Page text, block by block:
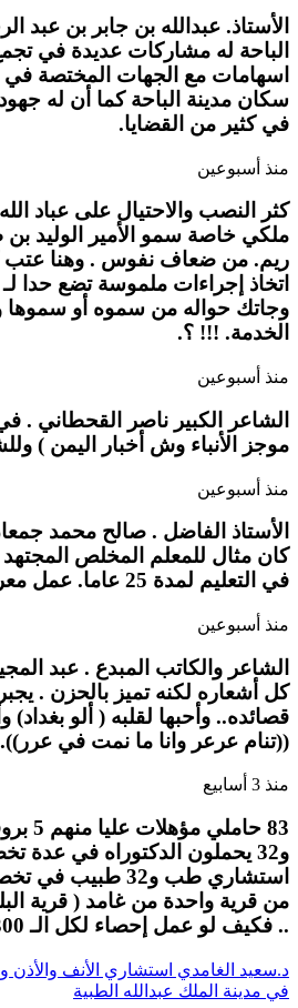
الأستاذ. عبدالله بن جابر بن عبد
الباحة له مشاركات عديدة في
اسهامات مع الجهات المختصة في
سكان مدينة الباحة كما أن له
في كثير من القضايا.
منذ أسبوعين
كثر النصب والاحتيال على عباد
ملكي خاصة سمو الأمير الوليد بن
ريم. من ضعاف نفوس . وهنا عتب
اتخاذ إجراءات ملموسة تضع حدا
وجاتك حواله من سموه أو سموها
الخدمة. !!! ؟.
منذ أسبوعين
الشاعر الكبير ناصر القحطاني .
موجز الأنباء وش أخبار اليمن )
منذ أسبوعين
الأستاذ الفاضل . صالح محمد
كان مثال للمعلم المخلص
في التعليم لمدة 25 عاما. عمل معرفا لقرية البلعلا .
منذ أسبوعين
الشاعر والكاتب المبدع . عبد
كل أشعاره لكنه تميز بالحزن .
قصائده.. وأحبها لقلبه ( ألو
((تنام عرعر وانا ما نمت في عرر)).
منذ 3 أسابيع
استشاري طب و32
من قرية واحدة من غامد ( قرية
.. فكيف لو عمل إحصاء لكل الـ 300 قرية.
د.سعيد الغامدي استشاري الأنف والأذن
في مدينة الملك عبدالله الطبية